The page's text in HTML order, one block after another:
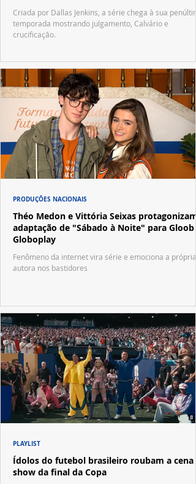
Criada por Dallas Jenkins, a série chega à sua
temporada mostrando julgamento, Calvário e
crucificação.
Théo Medon e Vittória Seixas protagonizam
adaptação de "Sábado à Noite" para Gloob e
Globoplay
Fenômeno da internet vira série e emociona a própria
autora nos bastidores
PRODUÇÕES NACIONAIS
Ídolos do futebol brasileiro roubam a cena
show da final da Copa
PLAYLIST